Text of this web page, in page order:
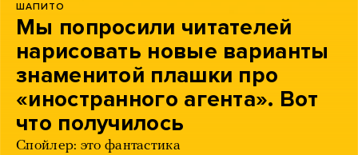
ШАПИТО
Мы попросили читателей
нарисовать новые варианты
знаменитой плашки про
«иностранного агента». Вот
что получилось
Спойлер: это фантастика